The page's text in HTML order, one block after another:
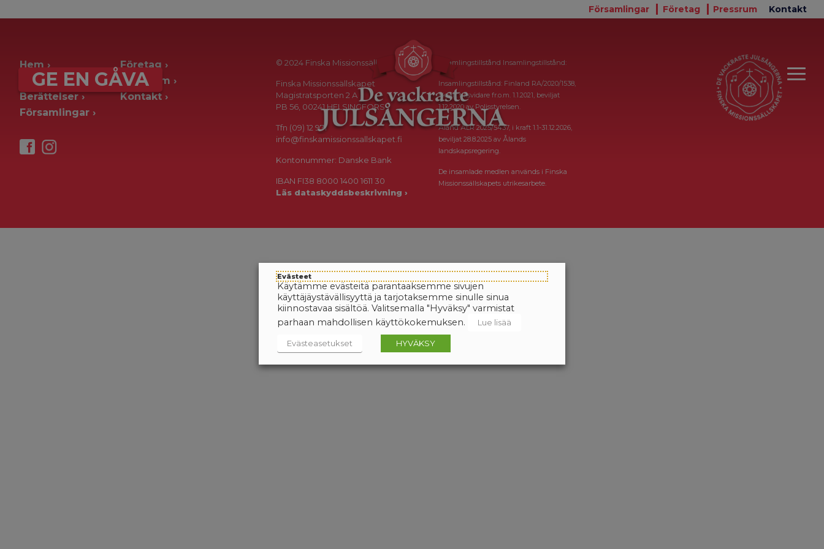
Församlingar Företag Pressrum Kontakt
GE EN GÅVA
Hem
Ge en gåva
Berättelser
Församlingar
Företag
Pressrum
Kontakt
© 2024 Finska Missionssällskapet
Finska Missionssällskapet
Magistratsporten 2 A
PB 56, 00241 HELSINGFORS
Tfn (09) 12 971
info@finskamissionssallskapet.fi
Kontonummer: Danske Bank
IBAN FI38 8000 1400 1611 30
Läs dataskyddsbeskrivning ›
Insamlingstillstånd Insamlingstillstånd:
Insamlingstillstånd: Finland RA/2020/1538,
i kraft tillsvidare fr.o.m. 1.1.2021, beviljat
1.12.2020 av Polisstyrelsen.
Åland ÅLR 2025/5437, i kraft 1.1-31.12.2026,
beviljat 28.8.2025 av Ålands
landskapsregering.
De insamlade medlen används i Finska
Missionssällskapets utrikesarbete.
Evästeet
Käytämme evästeitä parantaaksemme sivujen
käyttäjäystävällisyyttä ja tarjotaksemme sinulle sinua
kiinnostavaa sisältöä. Valitsemalla "Hyväksy" varmistat
parhaan mahdollisen käyttökokemuksen.
Lue lisää
Evästeasetukset HYVÄKSY